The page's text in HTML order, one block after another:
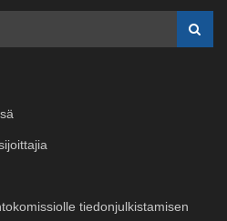
tiedonjulkistamisen